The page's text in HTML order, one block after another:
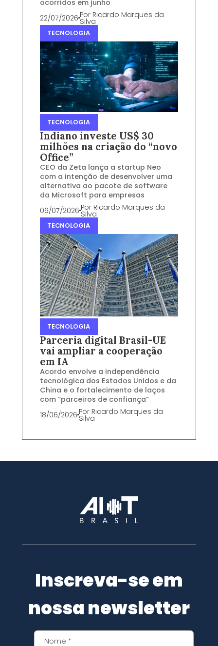
ocorridos em junho
22/07/2026 Por Ricardo Marques da
Silva
TECNOLOGIA
TECNOLOGIA
Indiano investe US$ 30
milhões na criação do “novo
Office”
CEO da Zeta lança a startup Neo
com a intenção de desenvolver uma
alternativa ao pacote de software
da Microsoft para empresas
06/07/2026 Por Ricardo Marques da
Silva
TECNOLOGIA
TECNOLOGIA
Parceria digital Brasil-UE
vai ampliar a cooperação
em IA
Acordo envolve a independência
tecnológica dos Estados Unidos e da
China e o fortalecimento de laços
com “parceiros de confiança”
18/06/2026 Por Ricardo Marques da
Silva
Inscreva-se em
nossa newsletter